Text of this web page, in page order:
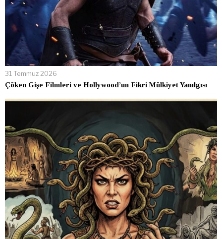
31 Temmuz 2026
Çöken Gişe Filmleri ve Hollywood’un Fikri Mülkiyet Yanılgısı